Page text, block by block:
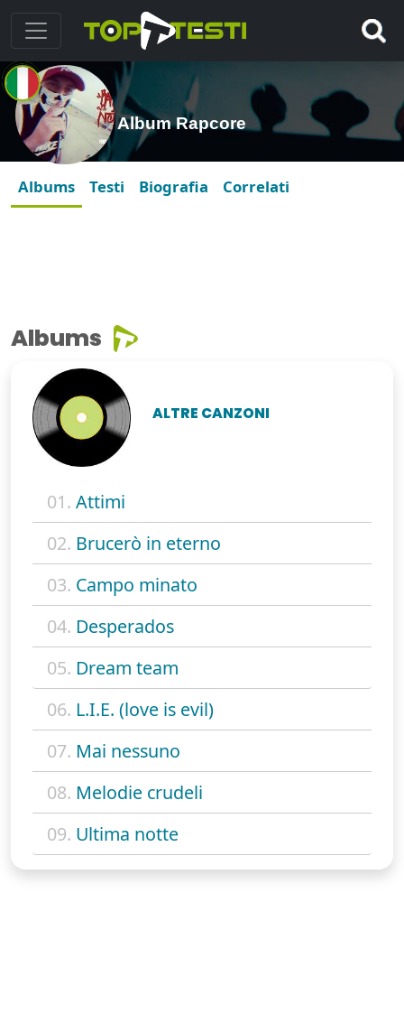
Album Rapcore
Albums Testi Biografia Correlati
Albums
ALTRE CANZONI
01. Attimi
02. Brucerò in eterno
03. Campo minato
04. Desperados
05. Dream team
06. L.I.E. (love is evil)
07. Mai nessuno
08. Melodie crudeli
09. Ultima notte